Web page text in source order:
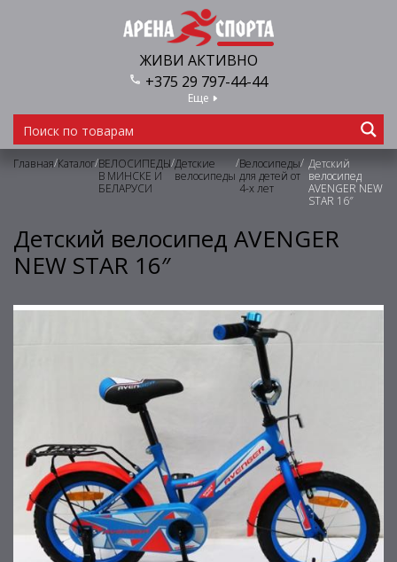
ЖИВИ АКТИВНО
+375 29 797-44-44
Еще
Главная/Каталог/ВЕЛОСИПЕДЫ
В МИНСКЕ И
БЕЛАРУСИ
/Детские
велосипеды
/Велосипеды
для детей от
4-х лет
/ Детский
велосипед
AVENGER NEW
STAR 16″
Детский велосипед AVENGER
NEW STAR 16″